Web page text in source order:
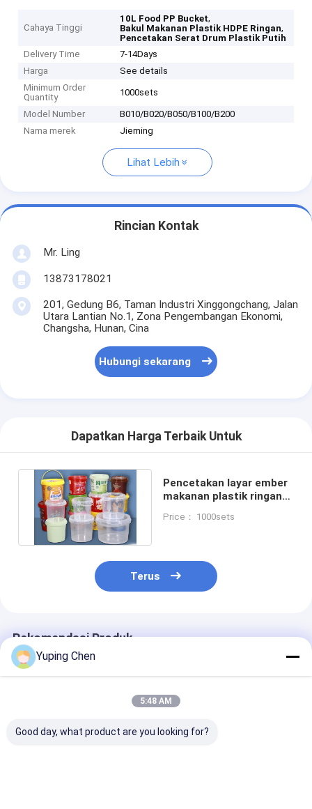
Cahaya Tinggi
10L Food PP Bucket,
Bakul Makanan Plastik HDPE Ringan,
Pencetakan Serat Drum Plastik Putih
Delivery Time
7-14Days
Harga
See details
Minimum Order
Quantity
1000sets
Model Number
B010/B020/B050/B100/B200
Nama merek
Jieming
Lihat Lebih
Rincian Kontak
Mr. Ling
13873178021
201, Gedung B6, Taman Industri Xinggongchang, Jalan
Utara Lantian No.1, Zona Pengembangan Ekonomi,
Changsha, Hunan, Cina
Hubungi sekarang
Dapatkan Harga Terbaik Untuk
Pencetakan layar ember
makanan plastik ringan
Price： 1000sets
Terus
Rekomendasi Produk
Yuping Chen
5:48 AM
Good day, what product are you looking for?